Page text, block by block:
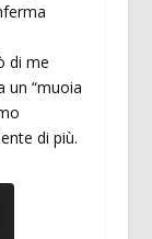
di me
un “muoia
di più.